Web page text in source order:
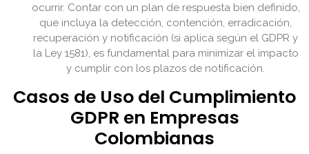
ocurrir. Contar con un plan de respuesta bien definido,
que incluya la detección, contención, erradicación,
recuperación y notificación (si aplica según el GDPR y
la Ley 1581), es fundamental para minimizar el impacto
y cumplir con los plazos de notificación.
Casos de Uso del Cumplimiento
GDPR en Empresas
Colombianas